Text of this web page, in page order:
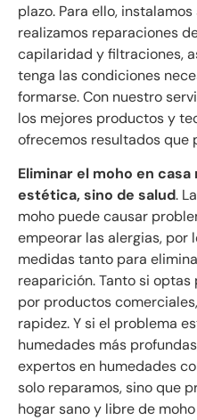
plazo. Para ello,
realizamos reparaciones
capilaridad y filtraciones,
tenga las condiciones
formarse. Con nuestro
los mejores productos y
ofrecemos resultados que
Eliminar el moho en
estética, sino de salud.
moho puede causar
empeorar las alergias, por
medidas tanto para
reaparición. Tanto si
por productos
rapidez. Y si el problema
humedades más
expertos en humedades
solo reparamos, sino que
hogar sano y libre de